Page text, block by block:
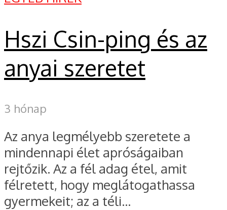
Hszi Csin-ping és az
anyai szeretet
3 hónap
Az anya legmélyebb szeretete a
mindennapi élet apróságaiban
rejtőzik. Az a fél adag étel, amit
félretett, hogy meglátogathassa
gyermekeit; az a téli...